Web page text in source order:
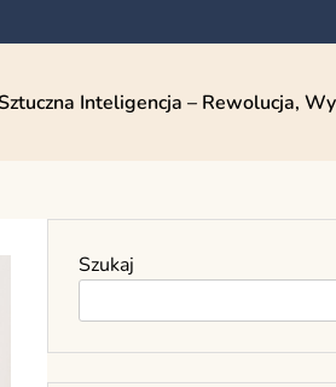
Inteligencja – Rewolucja,
Szukaj